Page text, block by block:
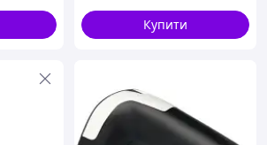
Купити